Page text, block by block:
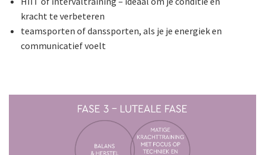
kracht te verbeteren
teamsporten of danssporten, als je je energiek en
communicatief voelt